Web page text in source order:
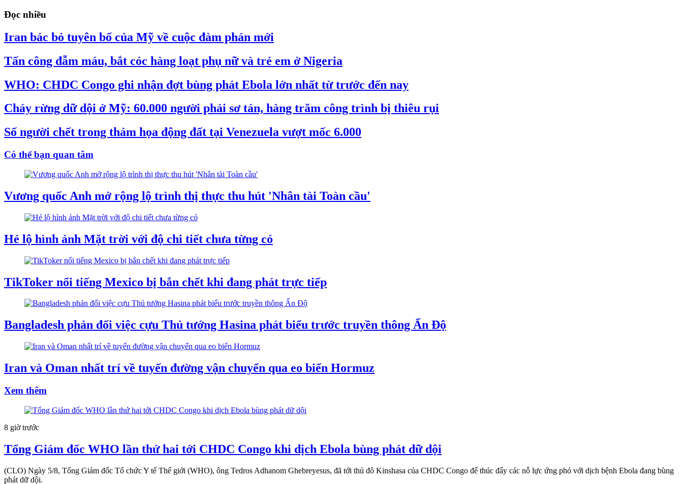
Đọc nhiều
Iran bác bỏ tuyên bố của Mỹ về cuộc đàm phán mới
Tấn công đẫm máu, bắt cóc hàng loạt phụ nữ và trẻ em ở Nigeria
WHO: CHDC Congo ghi nhận đợt bùng phát Ebola lớn nhất từ trước đến nay
Cháy rừng dữ dội ở Mỹ: 60.000 người phải sơ tán, hàng trăm công trình bị thiêu rụi
Số người chết trong thảm họa động đất tại Venezuela vượt mốc 6.000
Có thể bạn quan tâm
Vương quốc Anh mở rộng lộ trình thị thực thu hút 'Nhân tài Toàn cầu'
Hé lộ hình ảnh Mặt trời với độ chi tiết chưa từng có
TikToker nổi tiếng Mexico bị bắn chết khi đang phát trực tiếp
Bangladesh phản đối việc cựu Thủ tướng Hasina phát biểu trước truyền thông Ấn Độ
Iran và Oman nhất trí về tuyến đường vận chuyển qua eo biển Hormuz
Xem thêm
8 giờ trước
Tổng Giám đốc WHO lần thứ hai tới CHDC Congo khi dịch Ebola bùng phát dữ dội
(CLO) Ngày 5/8, Tổng Giám đốc Tổ chức Y tế Thế giới (WHO), ông Tedros Adhanom Ghebreyesus, đã tới thủ đô Kinshasa của CHDC Congo để thúc đẩy các nỗ lực ứng phó với dịch bệnh Ebola đang bùng
phát dữ dội.